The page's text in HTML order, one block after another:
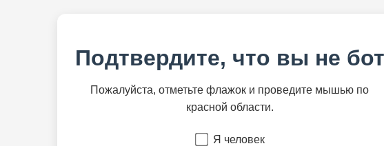
Подтвердите, что вы не бот
Пожалуйста, отметьте флажок и проведите мышью по
красной области.
Я человек